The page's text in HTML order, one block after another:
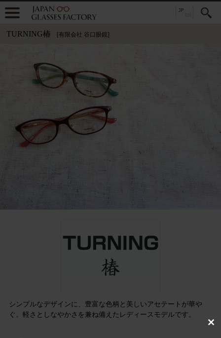
TURNING椿 [有限会社 谷口眼鏡]
シンプルなデザインに、豊富な色柄と美しいアセテートが華や
ぐ。軽さとしなやかさを兼ね備えたレディースモデルです。